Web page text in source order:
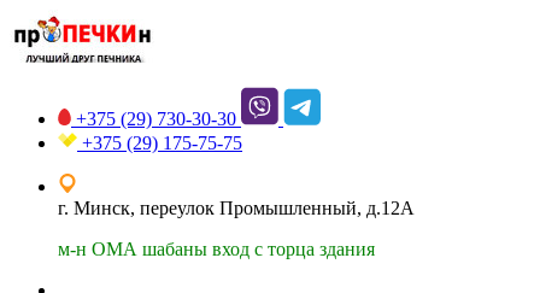
+375 (29) 730-30-30
+375 (29) 175-75-75
г. Минск, переулок Промышленный, д.12А
м-н ОМА шабаны вход с торца здания